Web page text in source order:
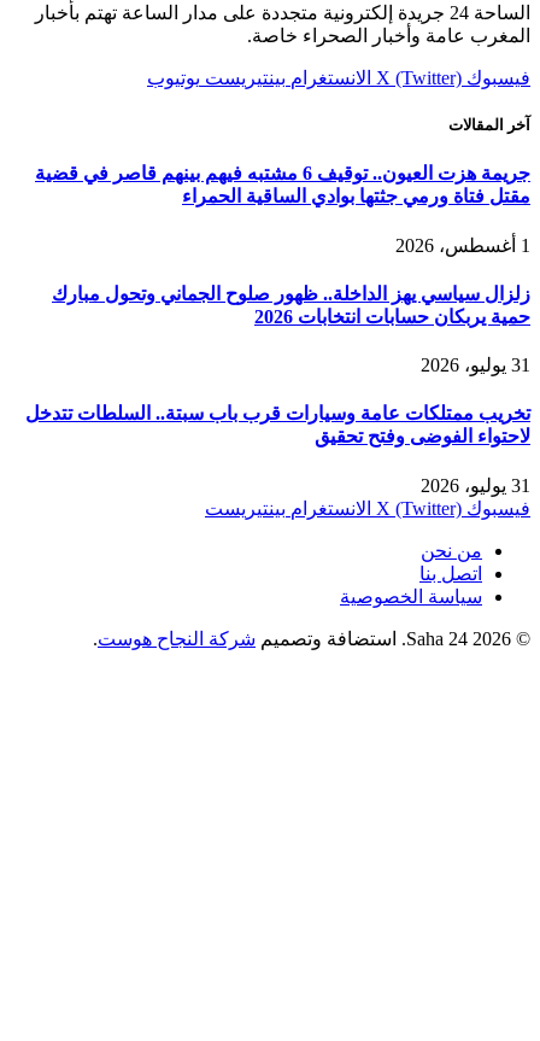
الساحة 24 جريدة إلكترونية متجددة على مدار الساعة تهتم بأخبار
المغرب عامة وأخبار الصحراء خاصة.
فيسبوك X (Twitter) الانستغرام بينتيريست يوتيوب
آخر المقالات
جريمة هزت العيون.. توقيف 6 مشتبه فيهم بينهم قاصر في قضية
مقتل فتاة ورمي جثتها بوادي الساقية الحمراء
1 أغسطس، 2026
زلزال سياسي يهز الداخلة.. ظهور صلوح الجماني وتحول مبارك
حمية يربكان حسابات انتخابات 2026
31 يوليو، 2026
تخريب ممتلكات عامة وسيارات قرب باب سبتة.. السلطات تتدخل
لاحتواء الفوضى وفتح تحقيق
31 يوليو، 2026
فيسبوك X (Twitter) الانستغرام بينتيريست
من نحن
اتصل بنا
سياسة الخصوصية
© 2026 Saha 24. استضافة وتصميم شركة النجاح هوست.